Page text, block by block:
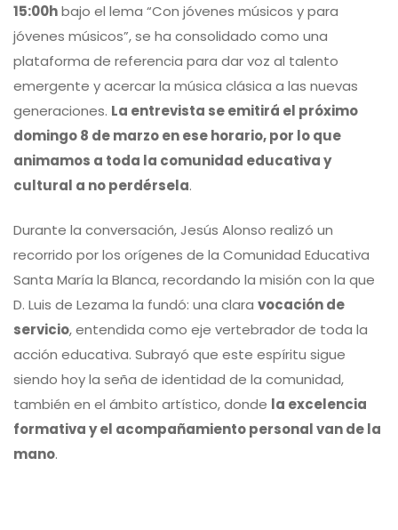
15:00hbajo el lema “Con jóvenes músicos y para
jóvenes músicos”, se ha consolidado como una
plataforma de referencia para dar voz al talento
emergente y acercar la música clásica a las nuevas
generaciones. La entrevista se emitirá el próximo
domingo 8 de marzo en ese horario, por lo que
animamos a toda la comunidad educativa y
cultural a no perdérsela.
Durante la conversación, Jesús Alonso realizó un
recorrido por los orígenes de la Comunidad Educativa
Santa María la Blanca, recordando la misión con la que
D. Luis de Lezama la fundó: una clara vocación de
servicio, entendida como eje vertebrador de toda la
acción educativa. Subrayó que este espíritu sigue
siendo hoy la seña de identidad de la comunidad,
también en el ámbito artístico, donde la excelencia
formativa y el acompañamiento personal van de la
mano.